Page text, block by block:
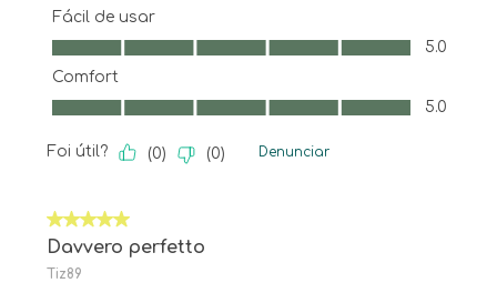
Fácil de usar
Fácil de usar, 5.0 em 5
5.0
Comfort
Comfort, 5.0 em 5
5.0
Foi útil? (0) (0) Denunciar
5 em 5 estrelas.
Davvero perfetto
Tiz89